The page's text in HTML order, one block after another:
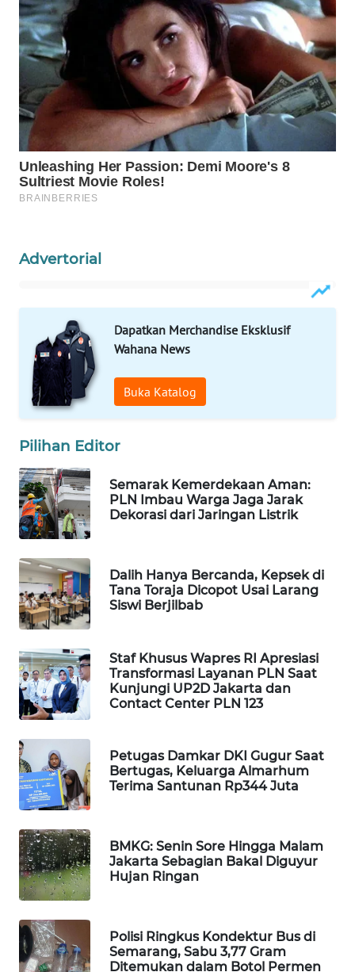
Advertorial
Dapatkan Merchandise Eksklusif
Wahana News
Buka Katalog
Pilihan Editor
Semarak Kemerdekaan Aman:
PLN Imbau Warga Jaga Jarak
Dekorasi dari Jaringan Listrik
Dalih Hanya Bercanda, Kepsek di
Tana Toraja Dicopot Usai Larang
Siswi Berjilbab
Staf Khusus Wapres RI Apresiasi
Transformasi Layanan PLN Saat
Kunjungi UP2D Jakarta dan
Contact Center PLN 123
Petugas Damkar DKI Gugur Saat
Bertugas, Keluarga Almarhum
Terima Santunan Rp344 Juta
BMKG: Senin Sore Hingga Malam
Jakarta Sebagian Bakal Diguyur
Hujan Ringan
Polisi Ringkus Kondektur Bus di
Semarang, Sabu 3,77 Gram
Ditemukan dalam Botol Permen
NEWS
WAHANA
TANI
WAHANA
ADVOKAT
WAHANA
INFRASTRUKTUR
WAHANA
TRAVEL
WAHANA
TV
ID
WAHANANEWS
CO ID
WAHANANEWS
NET
SPORT
WAHANA
UMKM
WAHANA
SELEB
WAHANA
PERSONA
WAHANA
OTOMOTIF
WAHANA
HEALTH